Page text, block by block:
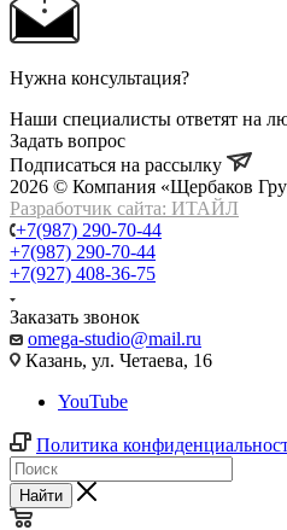
Нужна консультация?
Наши специалисты ответят на
Задать вопрос
Подписаться на рассылку
2026 © Компания «Щербаков
Разработчик сайта: ИТАЙЛ
+7(987) 290-70-44
+7(987) 290-70-44
+7(927) 408-36-75
Заказать звонок
omega-studio@mail.ru
Казань, ул. Четаева, 16
YouTube
Политика
Найти